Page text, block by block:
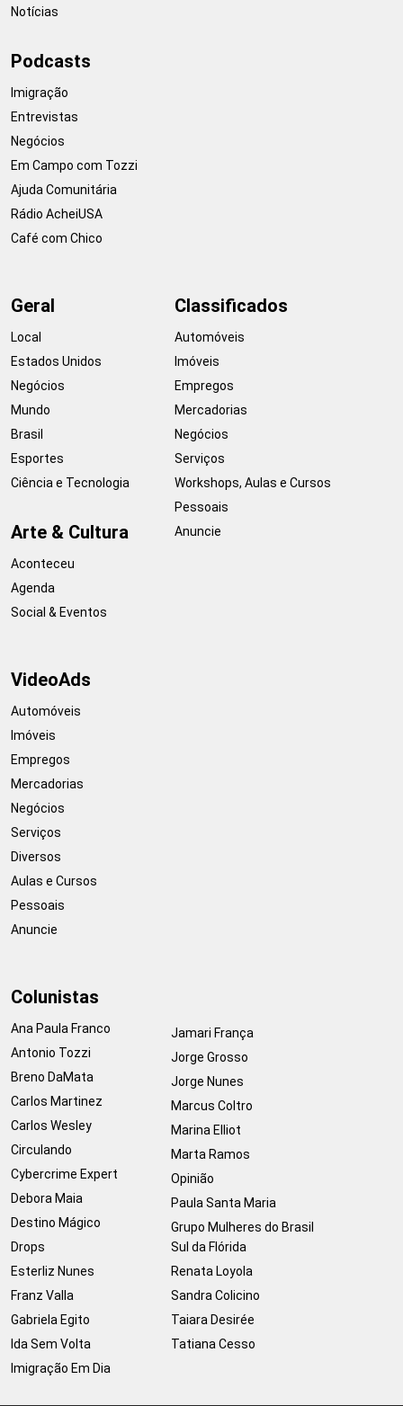
Notícias
Podcasts
Imigração
Entrevistas
Negócios
Em Campo com Tozzi
Ajuda Comunitária
Rádio AcheiUSA
Café com Chico
Geral
Local
Estados Unidos
Negócios
Mundo
Brasil
Esportes
Ciência e Tecnologia
Arte & Cultura
Aconteceu
Agenda
Social & Eventos
Classificados
Automóveis
Imóveis
Empregos
Mercadorias
Negócios
Serviços
Workshops, Aulas e Cursos
Pessoais
Anuncie
VideoAds
Automóveis
Imóveis
Empregos
Mercadorias
Negócios
Serviços
Diversos
Aulas e Cursos
Pessoais
Anuncie
Colunistas
Ana Paula Franco
Antonio Tozzi
Breno DaMata
Carlos Martinez
Carlos Wesley
Circulando
Cybercrime Expert
Debora Maia
Destino Mágico
Drops
Esterliz Nunes
Franz Valla
Gabriela Egito
Ida Sem Volta
Imigração Em Dia
Jamari França
Jorge Grosso
Jorge Nunes
Marcus Coltro
Marina Elliot
Marta Ramos
Opinião
Paula Santa Maria
Grupo Mulheres do Brasil
Sul da Flórida
Renata Loyola
Sandra Colicino
Taiara Desirée
Tatiana Cesso